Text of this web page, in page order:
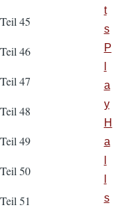
Teil 45
Teil 46
Teil 47
Teil 48
Teil 49
Teil 50
Teil 51
t
s
P
a
y
H
a
s